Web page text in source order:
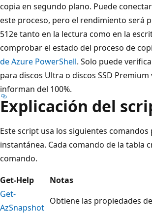
copia en segundo plano. Puede
este proceso, pero el rendimiento será
512e tanto en la lectura como en la
comprobar el estado del proceso de
de Azure PowerShell. Solo puede
para discos Ultra o discos SSD
informan del 100%.
Explicación del
Este script usa los siguientes
instantánea. Cada comando de la tabla
comando.
Get-Help
Notas
Get-
AzSnapshot
Obtiene las propiedades